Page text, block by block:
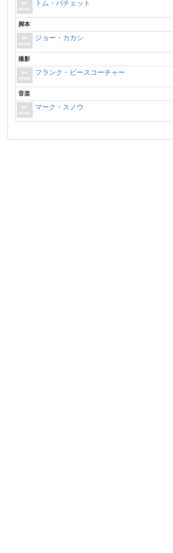
トム・パチェット
脚本
ジョー・カカシ
撮影
フランク・ビースコーチャー
音楽
マーク・スノウ